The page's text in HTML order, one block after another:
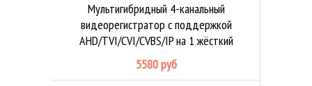
Мультигибридный 4-канальный
видеорегистратор с поддержкой
AHD/TVI/CVI/CVBS/IP на 1 жёсткий
диск
5580 руб